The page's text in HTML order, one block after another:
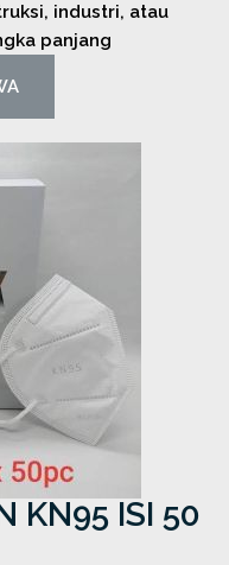
industri, atau
panjang
KN95 ISI 50